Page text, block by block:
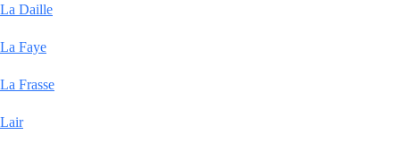
La Daille
La Faye
La Frasse
Lair